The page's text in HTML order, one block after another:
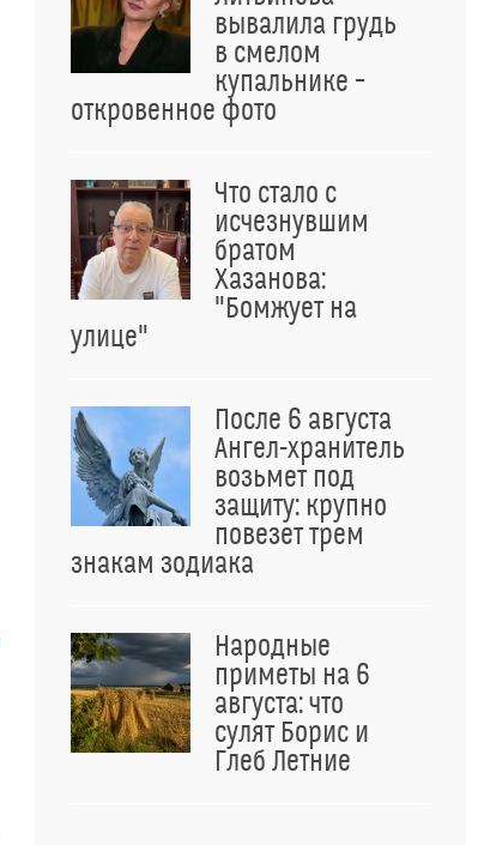
вывалила грудь
в смелом
купальнике –
откровенное фото
Что стало с
исчезнувшим
братом
Хазанова:
"Бомжует на
улице"
После 6 августа
Ангел-хранитель
возьмет под
защиту: крупно
повезет трем
знакам зодиака
Народные
приметы на 6
августа: что
сулят Борис и
Глеб Летние